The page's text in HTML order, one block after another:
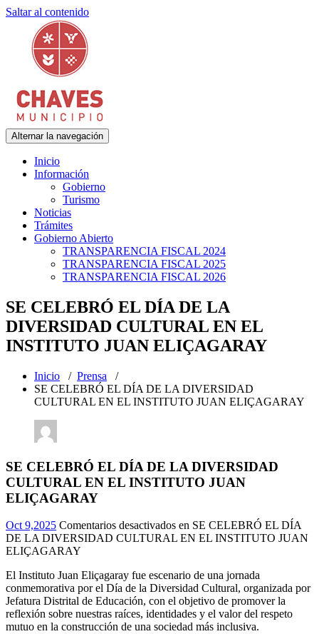
Saltar al contenido
Municipalidad de Adolfo Gonzales Chaves
Alternar la navegación
Inicio
Información
Gobierno
Turismo
Noticias
Trámites
Gobierno Abierto
TRANSPARENCIA FISCAL 2024
TRANSPARENCIA FISCAL 2025
TRANSPARENCIA FISCAL 2026
SE CELEBRÓ EL DÍA DE LA
DIVERSIDAD CULTURAL EN EL
INSTITUTO JUAN ELIÇAGARAY
Inicio / Prensa /
SE CELEBRÓ EL DÍA DE LA DIVERSIDAD
CULTURAL EN EL INSTITUTO JUAN ELIÇAGARAY
SE CELEBRÓ EL DÍA DE LA DIVERSIDAD
CULTURAL EN EL INSTITUTO JUAN
ELIÇAGARAY
Oct 9,2025 Comentarios desactivados en SE CELEBRÓ EL DÍA
DE LA DIVERSIDAD CULTURAL EN EL INSTITUTO JUAN
ELIÇAGARAY
El Instituto Juan Eliçagaray fue escenario de una jornada
conmemorativa por el Día de la Diversidad Cultural, organizada por
Jefatura Distrital de Educación, con el objetivo de promover la
reflexión sobre nuestras raíces, identidades y el valor del respeto
mutuo en la construcción de una sociedad más inclusiva.